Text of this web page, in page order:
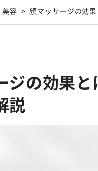
美容 顔マッサージの効
ジの効果
説